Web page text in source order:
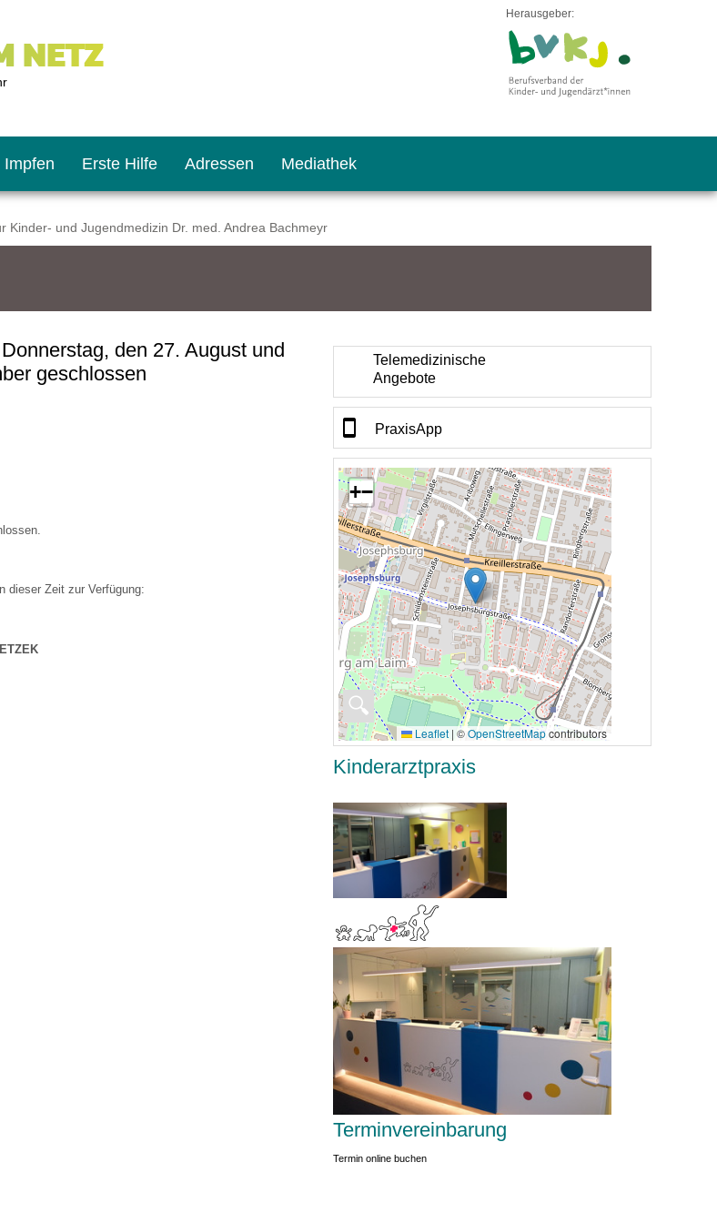
NETZ
Herausgeber:
Impfen Erste Hilfe Adressen Mediathek
Kinder- und Jugendmedizin Dr. med. Andrea Bachmeyr
den 27. August und
geschlossen
dieser Zeit zur Verfügung:
Telemedizinische
Angebote
PraxisApp
🔍
+−
Leaflet | ©OpenStreetMapcontributors
Kinderarztpraxis
Terminvereinbarung
Termin online buchen